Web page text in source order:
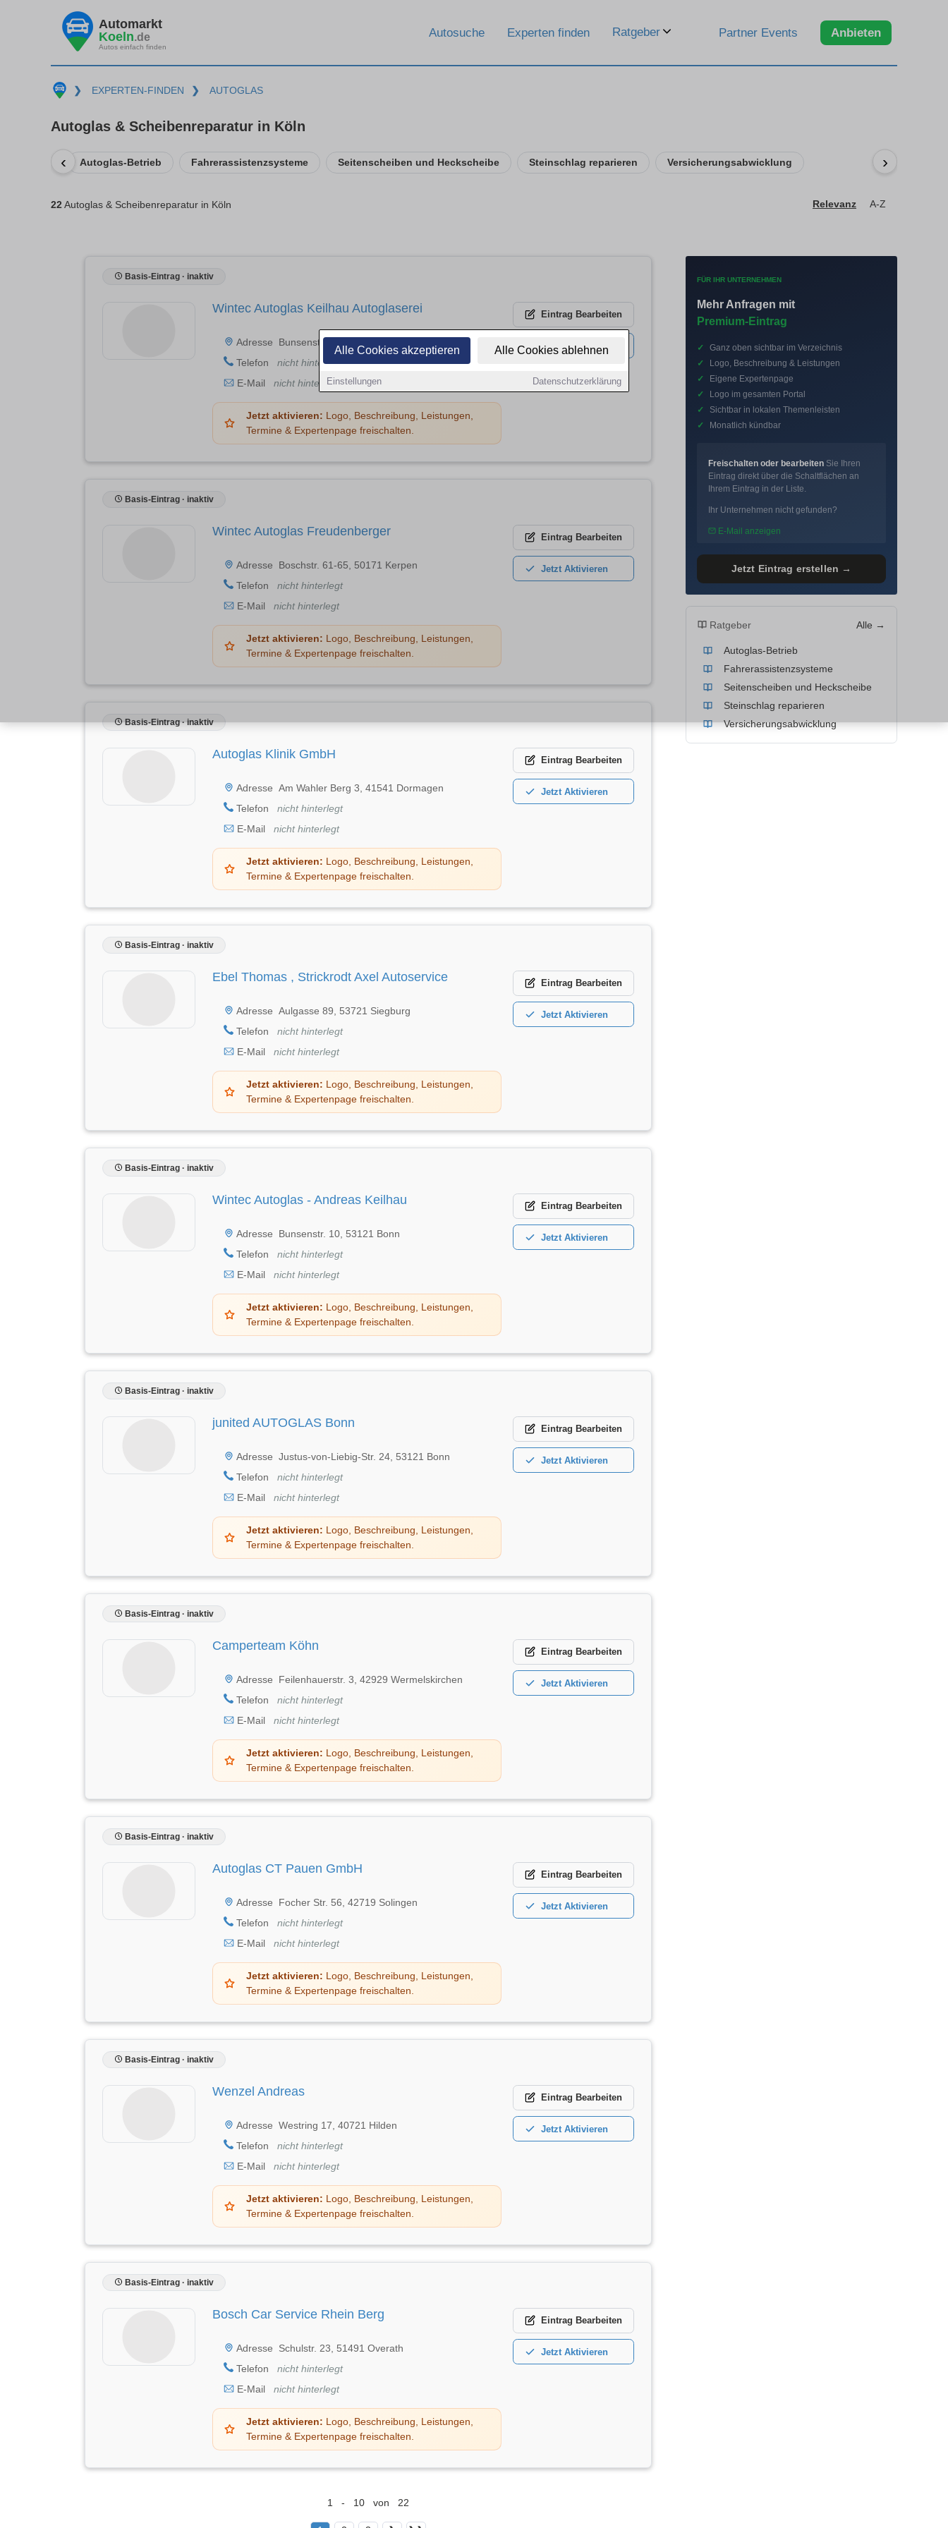
Alle Cookies akzeptieren Alle Cookies ablehnen
Einstellungen Datenschutzerklärung
Automarkt
Koeln.de
Autos einfach finden
Autosuche Experten finden Ratgeber Partner Events Anbieten
❯ EXPERTEN-FINDEN ❯ AUTOGLAS
Autoglas & Scheibenreparatur in Köln
‹ Autoglas-Betrieb Fahrerassistenzsysteme Seitenscheiben und Heckscheibe Steinschlag reparieren Versicherungsabwicklung ›
22 Autoglas & Scheibenreparatur in Köln Relevanz A-Z
Basis-Eintrag · inaktiv
Wintec Autoglas Keilhau Autoglaserei
Adresse
Bunsenstr. 10, 53121 Bonn
Telefon
nicht hinterlegt
E-Mail
nicht hinterlegt
Jetzt aktivieren: Logo, Beschreibung, Leistungen,
Termine & Expertenpage freischalten.
Eintrag Bearbeiten
Jetzt Aktivieren
Basis-Eintrag · inaktiv
Wintec Autoglas Freudenberger
Adresse
Boschstr. 61-65, 50171 Kerpen
Telefon
nicht hinterlegt
E-Mail
nicht hinterlegt
Jetzt aktivieren: Logo, Beschreibung, Leistungen,
Termine & Expertenpage freischalten.
Eintrag Bearbeiten
Jetzt Aktivieren
Basis-Eintrag · inaktiv
Autoglas Klinik GmbH
Adresse Am Wahler Berg 3, 41541 Dormagen
Telefon
nicht hinterlegt
E-Mail
nicht hinterlegt
Jetzt aktivieren: Logo, Beschreibung, Leistungen,
Termine & Expertenpage freischalten.
Eintrag Bearbeiten
Jetzt Aktivieren
Basis-Eintrag · inaktiv
Ebel Thomas , Strickrodt Axel Autoservice
Adresse Aulgasse 89, 53721 Siegburg
Telefon
nicht hinterlegt
E-Mail
nicht hinterlegt
Jetzt aktivieren: Logo, Beschreibung, Leistungen,
Termine & Expertenpage freischalten.
Eintrag Bearbeiten
Jetzt Aktivieren
Basis-Eintrag · inaktiv
Wintec Autoglas - Andreas Keilhau
Adresse
Bunsenstr. 10, 53121 Bonn
Telefon
nicht hinterlegt
E-Mail
nicht hinterlegt
Jetzt aktivieren: Logo, Beschreibung, Leistungen,
Termine & Expertenpage freischalten.
Eintrag Bearbeiten
Jetzt Aktivieren
Basis-Eintrag · inaktiv
junited AUTOGLAS Bonn
Adresse Justus-von-Liebig-Str. 24, 53121 Bonn
Telefon
nicht hinterlegt
E-Mail
nicht hinterlegt
Jetzt aktivieren: Logo, Beschreibung, Leistungen,
Termine & Expertenpage freischalten.
Eintrag Bearbeiten
Jetzt Aktivieren
Basis-Eintrag · inaktiv
Camperteam Köhn
Adresse
Feilenhauerstr. 3, 42929 Wermelskirchen
Telefon
nicht hinterlegt
E-Mail
nicht hinterlegt
Jetzt aktivieren: Logo, Beschreibung, Leistungen,
Termine & Expertenpage freischalten.
Eintrag Bearbeiten
Jetzt Aktivieren
Basis-Eintrag · inaktiv
Autoglas CT Pauen GmbH
Adresse
Focher Str. 56, 42719 Solingen
Telefon
nicht hinterlegt
E-Mail
nicht hinterlegt
Jetzt aktivieren: Logo, Beschreibung, Leistungen,
Termine & Expertenpage freischalten.
Eintrag Bearbeiten
Jetzt Aktivieren
Basis-Eintrag · inaktiv
Wenzel Andreas
Adresse Westring 17, 40721 Hilden
Telefon
nicht hinterlegt
E-Mail
nicht hinterlegt
Jetzt aktivieren: Logo, Beschreibung, Leistungen,
Termine & Expertenpage freischalten.
Eintrag Bearbeiten
Jetzt Aktivieren
Basis-Eintrag · inaktiv
Bosch Car Service Rhein Berg
Adresse
Schulstr. 23, 51491 Overath
Telefon
nicht hinterlegt
E-Mail
nicht hinterlegt
Jetzt aktivieren: Logo, Beschreibung, Leistungen,
Termine & Expertenpage freischalten.
Eintrag Bearbeiten
Jetzt Aktivieren
1 - 10 von 22
FÜR IHR UNTERNEHMEN
Mehr Anfragen mit
Premium-Eintrag
✓
Ganz oben sichtbar im Verzeichnis
✓
Logo, Beschreibung & Leistungen
✓
Eigene Expertenpage
✓
Logo im gesamten Portal
✓
Sichtbar in lokalen Themenleisten
✓
Monatlich kündbar
Freischalten oder bearbeiten Sie Ihren
Eintrag direkt über die Schaltflächen an
Ihrem Eintrag in der Liste.
Ihr Unternehmen nicht gefunden?
E-Mail anzeigen
Jetzt Eintrag erstellen →
Ratgeber Alle →
Autoglas-Betrieb
Fahrerassistenzsysteme
Seitenscheiben und Heckscheibe
Steinschlag reparieren
Versicherungsabwicklung